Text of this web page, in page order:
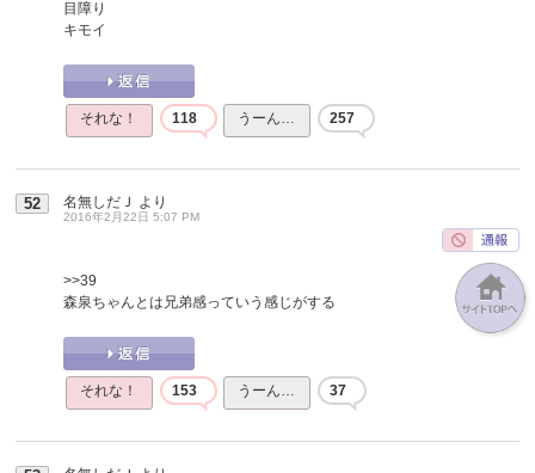
目障り
キモイ
それな！ 118 うーん… 257
52 名無しだＪ より
2016年2月22日 5:07 PM
>>39
森泉ちゃんとは兄弟感っていう感じがする
それな！ 153 うーん… 37